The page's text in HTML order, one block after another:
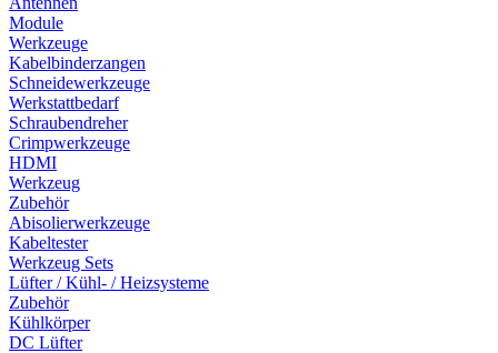
Module
Werkzeuge
Kabelbinderzangen
Schneidewerkzeuge
Werkstattbedarf
Schraubendreher
Crimpwerkzeuge
HDMI
Werkzeug
Zubehör
Abisolierwerkzeuge
Kabeltester
Werkzeug Sets
Lüfter / Kühl- / Heizsysteme
Zubehör
Kühlkörper
DC Lüfter